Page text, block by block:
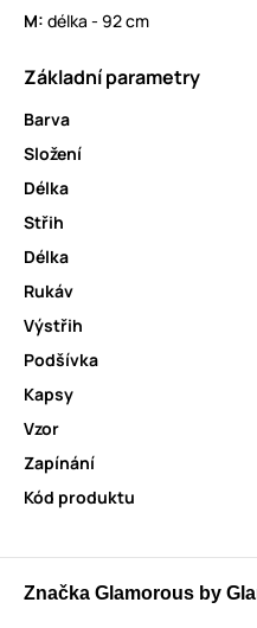
M: délka - 92 cm
Základní parametry
Barva
Složení
Délka
Střih
Délka
Rukáv
Výstřih
Podšívka
Kapsy
Vzor
Zapínání
Kód produktu
Značka Glamorous by